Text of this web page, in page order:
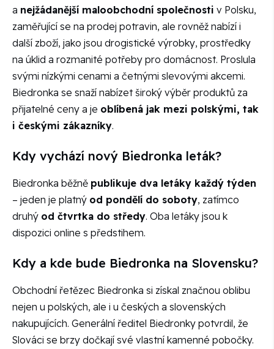
a nejžádanější maloobchodní společnosti v Polsku,
zaměřující se na prodej potravin, ale rovněž nabízí i
další zboží, jako jsou drogistické výrobky, prostředky
na úklid a rozmanité potřeby pro domácnost. Proslula
svými nízkými cenami a četnými slevovými akcemi.
Biedronka se snaží nabízet široký výběr produktů za
přijatelné ceny a je oblíbená jak mezi polskými, tak
i českými zákazníky.
Kdy vychází nový Biedronka leták?
Biedronka běžně publikuje dva letáky každý týden
– jeden je platný od pondělí do soboty, zatímco
druhý od čtvrtka do středy. Oba letáky jsou k
dispozici online s předstihem.
Kdy a kde bude Biedronka na Slovensku?
Obchodní řetězec Biedronka si získal značnou oblibu
nejen u polských, ale i u českých a slovenských
nakupujících. Generální ředitel Biedronky potvrdil, že
Slováci se brzy dočkají své vlastní kamenné pobočky.